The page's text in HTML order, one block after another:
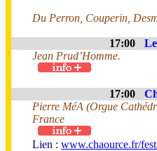
Du Perron, Couperin,
17:00
Jean Prud’Homme.
17:00
Pierre MéA (Orgue
France
Lien : www.chaource.fr/